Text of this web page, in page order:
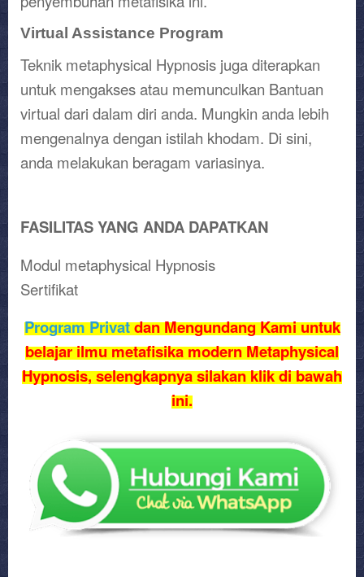
Virtual Assistance Program
Teknik metaphysical Hypnosis juga diterapkan
untuk mengakses atau memunculkan Bantuan
virtual dari dalam diri anda. Mungkin anda lebih
mengenalnya dengan istilah khodam. Di sini,
anda melakukan beragam variasinya.
FASILITAS YANG ANDA DAPATKAN
Modul metaphysical Hypnosis
Sertifikat
Program Privatdan Mengundang Kami untuk
belajar ilmu metafisika modern Metaphysical
Hypnosis, selengkapnya silakan klik di bawah
ini.